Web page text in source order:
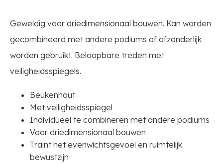
Geweldig voor driedimensionaal bouwen. Kan worden
gecombineerd met andere podiums of afzonderlijk
worden gebruikt. Beloopbare treden met
veiligheidsspiegels.
Beukenhout
Met veiligheidsspiegel
Individueel te combineren met andere podiums
Voor driedimensionaal bouwen
Traint het evenwichtsgevoel en ruimtelijk
bewustzijn